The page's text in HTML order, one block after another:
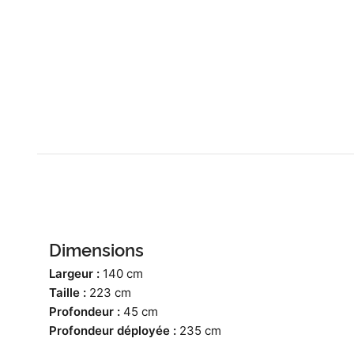
Dimensions
Largeur : 140 cm
Taille : 223 cm
Profondeur : 45 cm
Profondeur déployée : 235 cm